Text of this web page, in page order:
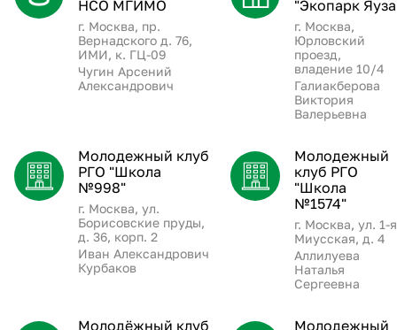
НСО МГИМО
г. Москва, пр.
Вернадского д. 76,
ИМИ, к. ГЦ-09
Чугин Арсений
Александрович
"Экопарк
г. Москва,
Юрловский
проезд,
владение 10/4
Галиакберова
Виктория
Валерьевна
Молодежный клуб
РГО "Школа
№998"
г. Москва, ул.
Борисовские пруды,
д. 36, корп. 2
Иван Александрович
Курбаков
Молодежный
клуб РГО
"Школа
№1574"
г. Москва, ул. 1-я
Миусская, д. 4
Аллилуева
Наталья
Сергеевна
Молодёжный клуб
Молодежный